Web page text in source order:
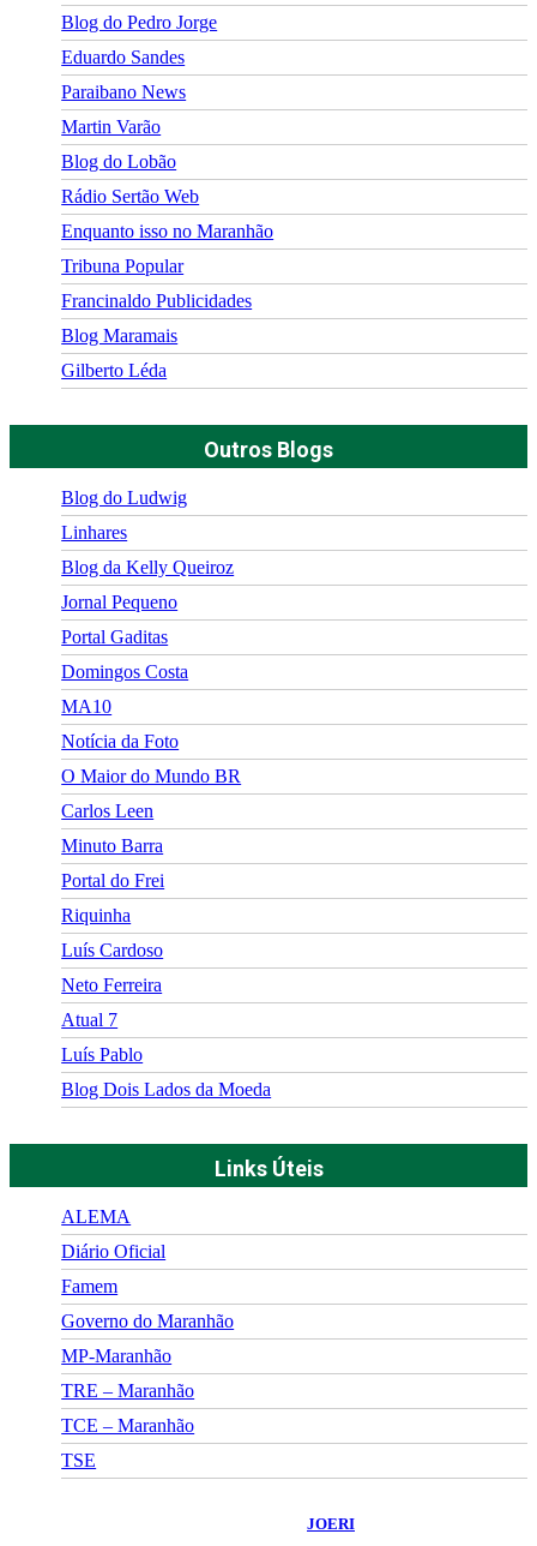
Blog do Pedro Jorge
Eduardo Sandes
Paraibano News
Martin Varão
Blog do Lobão
Rádio Sertão Web
Enquanto isso no Maranhão
Tribuna Popular
Francinaldo Publicidades
Blog Maramais
Gilberto Léda
Outros Blogs
Blog do Ludwig
Linhares
Blog da Kelly Queiroz
Jornal Pequeno
Portal Gaditas
Domingos Costa
MA10
Notícia da Foto
O Maior do Mundo BR
Carlos Leen
Minuto Barra
Portal do Frei
Riquinha
Luís Cardoso
Neto Ferreira
Atual 7
Luís Pablo
Blog Dois Lados da Moeda
Links Úteis
ALEMA
Diário Oficial
Famem
Governo do Maranhão
MP-Maranhão
TRE – Maranhão
TCE – Maranhão
TSE
JOERI